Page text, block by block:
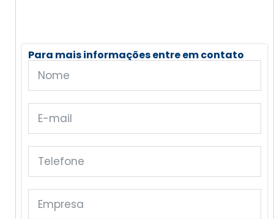
Para mais informações entre em contato